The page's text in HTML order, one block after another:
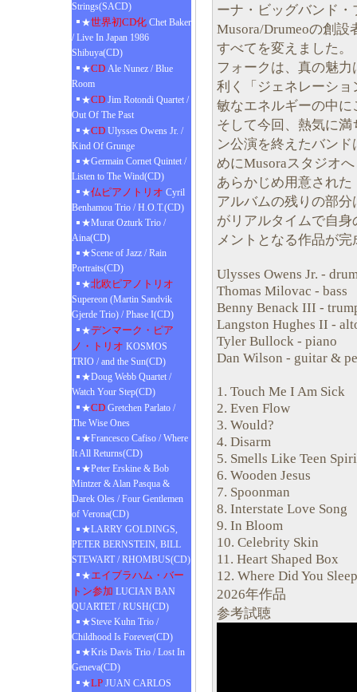
Strings(SACD)
★世界初CD化 Chet Baker
/ Live In Japan 1986
Shibuya(CD)
★CD Ale Nunez / Blue
Room
★CD Jim Rotondi Quartet /
Out Of The Past
★CD Ulysses Owens Jr. /
Kind Of Grunge
★Germain Cornet Quintet /
Listen to The Wind(CD)
★仏ピアノトリオ Cyril
Benhamou Trio / H.O.T.(CD)
★Murat Ozturk Trio /
Aina(CD)
★Scene of Jazz / Rain
Portraits(CD)
★北欧ピアノトリオ
Supereon (Martin Sandvik
Gjerde Trio) / Phase I(CD)
★デンマーク・ピア
ノ・トリオ KOSMOS
TRIO / and the Sun(CD)
★Doug Webb Quartet /
Watch Your Step(CD)
★CD Gretchen Parlato /
The Wise Ones
★Francesco Cafiso / Where
It All Returns(CD)
★Peter Erskine & Bob
Mintzer & Alan Pasqua &
Darek Oles / Four Gentlemen
of Verona(CD)
★LARRY GOLDINGS,
PETER BERNSTEIN, BILL
STEWART / RHOMBUS(CD)
★エイブラハム・バー
トン参加 LUCIAN BAN
QUARTET / RUSH(CD)
★Steve Kuhn Trio /
Childhood Is Forever(CD)
★Kris Davis Trio / Lost In
Geneva(CD)
★LP JUAN CARLOS
ーナ・ビッグバンド
Musora/Drumeoの創
すべてを変えました。
フォークは、真の魅
利く「ジェネレーシ
敏なエネルギーの中
そして今回、熱気に
ン公演を終えたバン
めにMusoraスタジオ
あらかじめ用意され
アルバムの残りの部
がリアルタイムで自
メントとなる作品が
Ulysses Owens Jr. -
Thomas Milovac - bass
Benny Benack III -
Langston Hughes II -
Tyler Bullock - piano
Dan Wilson - guitar &
1. Touch Me I Am Sick
2. Even Flow
3. Would?
4. Disarm
5. Smells Like Teen
6. Wooden Jesus
7. Spoonman
8. Interstate Love Song
9. In Bloom
10. Celebrity Skin
11. Heart Shaped Box
12. Where Did You
2026年作品
参考試聴